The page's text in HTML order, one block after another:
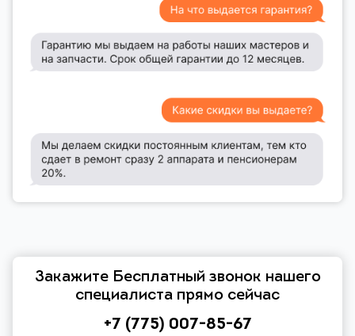
Закажите Бесплатный звонок нашего
специалиста прямо сейчас
+7 (775) 007-85-67